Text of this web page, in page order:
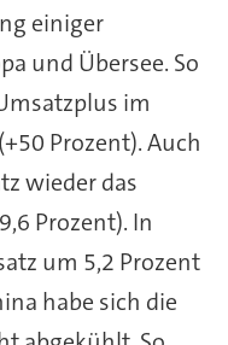
einiger
und Übersee. So
im
Prozent). Auch
wieder das
Prozent). In
um 5,2 Prozent
habe sich die